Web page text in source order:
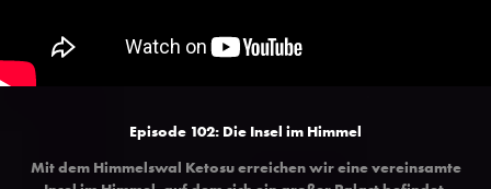
Episode 102: Die Insel im Himmel
Mit dem Himmelswal Ketosu erreichen wir eine vereinsamte